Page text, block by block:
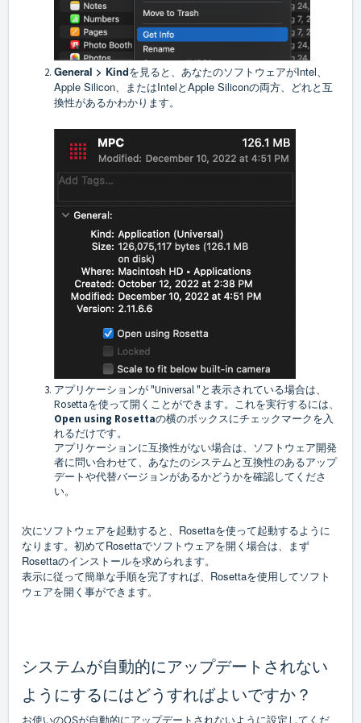
General > Kindを見ると、あなたのソフトウェアがIntel、
Apple Silicon、またはIntelとApple Siliconの両方、どれと互
換性があるかわかります。
アプリケーションが "Universal "と表示されている場合は、
Rosettaを使って開くことができます。これを実行するには、
Open using Rosettaの横のボックスにチェックマークを入
れるだけです。
アプリケーションに互換性がない場合は、ソフトウェア開発
者に問い合わせて、あなたのシステムと互換性のあるアップ
デートや代替バージョンがあるかどうかを確認してくださ
い。
次にソフトウェアを起動すると、Rosettaを使って起動するように
なります。 初めてRosettaでソフトウェアを開く場合は、まず
Rosettaのインストールを求められます。
表示に従って簡単な手順を完了すれば、 Rosettaを使用してソフト
ウェアを開く事ができます。
システムが自動的にアップデートされない
ようにするにはどうすればよいですか？
お使いのOSが自動的にアップデートされないように設定してくだ